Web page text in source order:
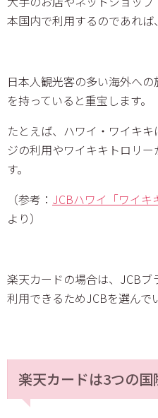
本国内で利用するのであれば
日本人観光客の多い海外へ
を持っていると重宝します。
たとえば、ハワイ・ワイキ
ジの利用やワイキキトロリ
す。
（参考： JCBハワイ「ワイキ
より）
楽天カードの場合は、JCBブ
利用できるためJCBを選んで
楽天カードは3つの